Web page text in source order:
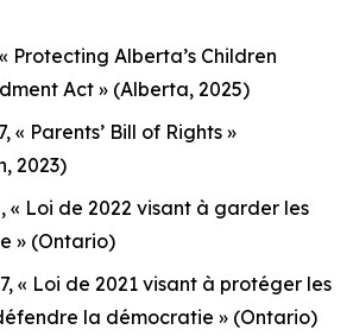
Protecting Alberta’s Children
Act » (Alberta, 2025)
« Parents’ Bill of Rights »
2023)
« Loi de 2022 visant à garder les
» (Ontario)
« Loi de 2021 visant à protéger les
la démocratie » (Ontario)